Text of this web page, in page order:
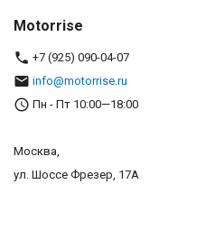
Motorrise
+7 (925) 090-04-07
info@motorrise.ru
Пн - Пт 10:00—18:00
Москва,
ул. Шоссе Фрезер, 17А